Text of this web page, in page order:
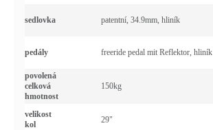
sedlovka patentní, 34.9mm, hliník
pedály freeride pedal mit Reflektor, hliník
povolená
celková
hmotnost
150kg
velikost
kol
29"